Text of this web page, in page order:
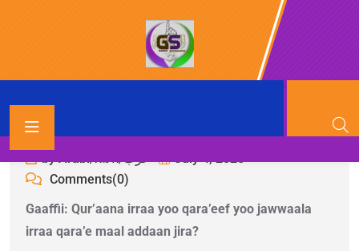
by Arabi/አረብ/عرب
July 4, 2025
Comments(0)
Gaaffii: Qur’aana irraa yoo qara’eef yoo jawwaala
irraa qara’e maal addaan jira?